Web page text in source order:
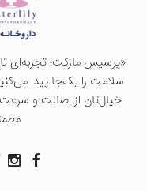
«پرسيس ماركت؛ تجربه‌ای
سلامت را یک‌جا پیدا
خیال‌تان از اصالت و